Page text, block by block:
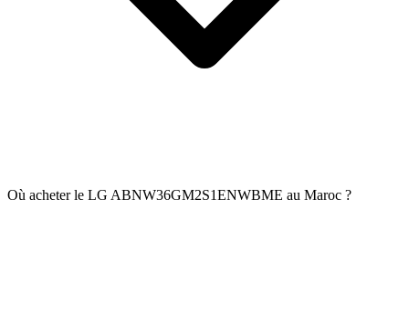
Où acheter le LG ABNW36GM2S1ENWBME au Maroc ?